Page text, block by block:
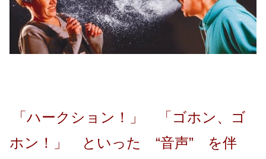
「ハークション！」 「ゴホン、ゴ
ホン！」 といった “音声” を伴